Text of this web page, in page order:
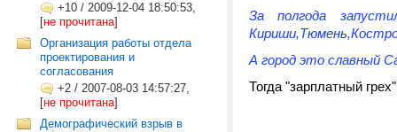
+10 / 2009-12-04 18:50:53,
[не прочитана]
Организация работы отдела
проектирования и
согласования
+2 / 2007-08-03 14:57:27,
[не прочитана]
Демографический взрыв в
За полгода
А город это славный
Тогда "зарплатный